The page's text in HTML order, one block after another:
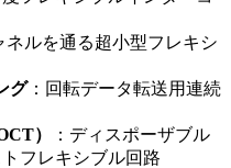
ネルを通る超小型フレキシ
グ：回転データ転送用連続
）
：ディスポーザブル
フレキシブル回路